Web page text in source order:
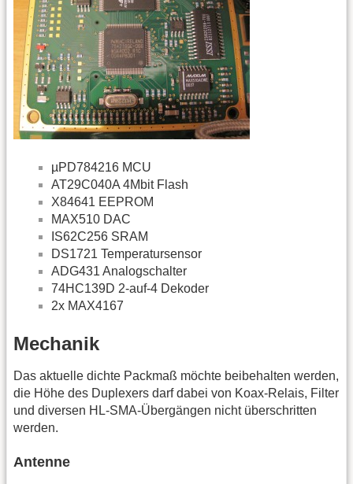
µPD784216 MCU
AT29C040A 4Mbit Flash
X84641 EEPROM
MAX510 DAC
IS62C256 SRAM
DS1721 Temperatursensor
ADG431 Analogschalter
74HC139D 2-auf-4 Dekoder
2x MAX4167
Mechanik
Das aktuelle dichte Packmaß möchte beibehalten werden,
die Höhe des Duplexers darf dabei von Koax-Relais, Filter
und diversen HL-SMA-Übergängen nicht überschritten
werden.
Antenne